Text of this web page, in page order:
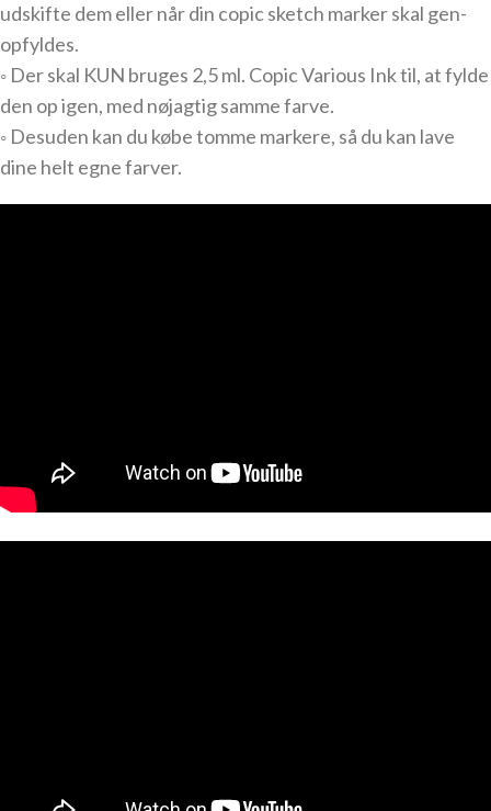
udskifte dem eller når din copic sketch marker skal gen-
opfyldes.
◦ Der skal KUN bruges 2,5 ml. Copic Various Ink til, at fylde
den op igen, med nøjagtig samme farve.
◦ Desuden kan du købe tomme markere, så du kan lave
dine helt egne farver.